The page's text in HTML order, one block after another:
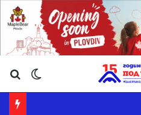
Търсене ...